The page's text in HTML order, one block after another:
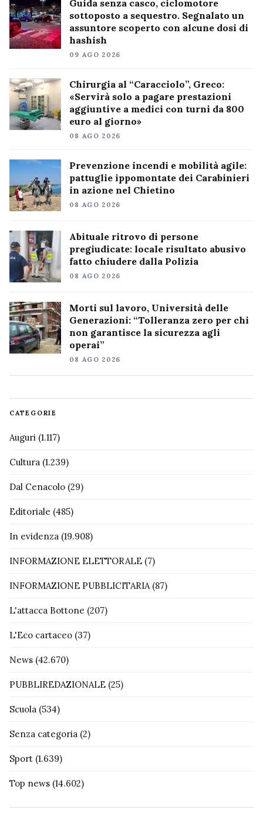
Guida senza casco, ciclomotore
sottoposto a sequestro. Segnalato un
assuntore scoperto con alcune dosi di
hashish
09 AGO 2026
Chirurgia al “Caracciolo”, Greco:
«Servirà solo a pagare prestazioni
aggiuntive a medici con turni da 800
euro al giorno»
08 AGO 2026
Prevenzione incendi e mobilità agile:
pattuglie ippomontate dei Carabinieri
in azione nel Chietino
08 AGO 2026
Abituale ritrovo di persone
pregiudicate: locale risultato abusivo
fatto chiudere dalla Polizia
08 AGO 2026
Morti sul lavoro, Università delle
Generazioni: “Tolleranza zero per chi
non garantisce la sicurezza agli
operai”
08 AGO 2026
CATEGORIE
Auguri (1.117)
Cultura (1.239)
Dal Cenacolo (29)
Editoriale (485)
In evidenza (19.908)
INFORMAZIONE ELETTORALE (7)
INFORMAZIONE PUBBLICITARIA(87)
L'attacca Bottone (207)
L'Eco cartaceo (37)
News (42.670)
PUBBLIREDAZIONALE (25)
Scuola (534)
Senza categoria (2)
Sport (1.639)
Top news (14.602)